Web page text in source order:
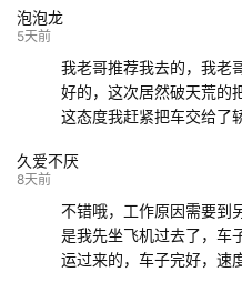
泡泡龙
5天前
我老哥推荐我去的，我老
好的，这次居然破天荒的
这态度我赶紧把车交给了
久爱不厌
8天前
不错哦，工作原因需要到
是我先坐飞机过去了，车
运过来的，车子完好，速